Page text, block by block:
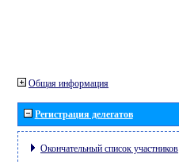
Общая информация
Регистрация делегатов
Окончательный список участников